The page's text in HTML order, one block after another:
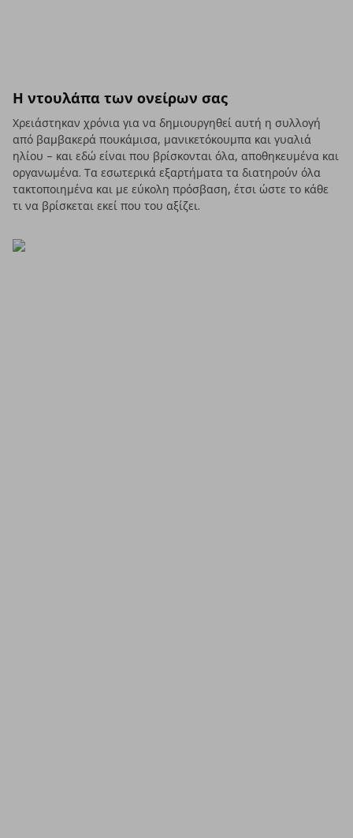
Η ντουλάπα των ονείρων σας
Χρειάστηκαν χρόνια για να δημιουργηθεί αυτή η συλλογή
από βαμβακερά πουκάμισα, μανικετόκουμπα και γυαλιά
ηλίου – και εδώ είναι που βρίσκονται όλα, αποθηκευμένα και
οργανωμένα. Τα εσωτερικά εξαρτήματα τα διατηρούν όλα
τακτοποιημένα και με εύκολη πρόσβαση, έτσι ώστε το κάθε
τι να βρίσκεται εκεί που του αξίζει.